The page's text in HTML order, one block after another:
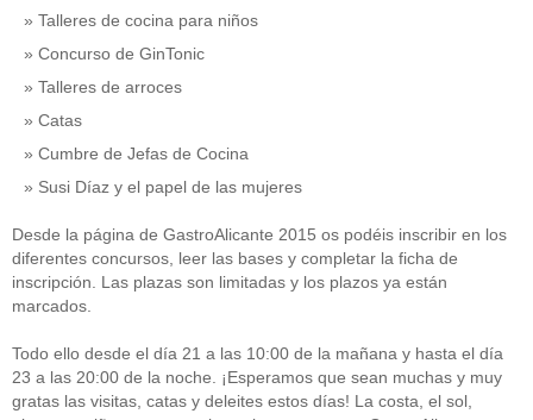
Talleres de cocina para niños
Concurso de GinTonic
Talleres de arroces
Catas
Cumbre de Jefas de Cocina
Susi Díaz y el papel de las mujeres
Desde la página de GastroAlicante 2015 os podéis inscribir en los
diferentes concursos, leer las bases y completar la ficha de
inscripción. Las plazas son limitadas y los plazos ya están
marcados.
Todo ello desde el día 21 a las 10:00 de la mañana y hasta el día
23 a las 20:00 de la noche. ¡Esperamos que sean muchas y muy
gratas las visitas, catas y deleites estos días! La costa, el sol,